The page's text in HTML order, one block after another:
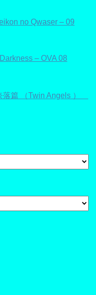
no Qwaser – 09
– OVA 08
落篇 （Twin Angels ）